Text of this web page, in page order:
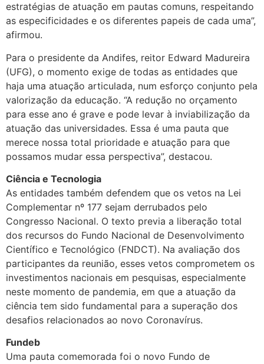
estratégias de atuação em pautas comuns, respeitando
as especificidades e os diferentes papeis de cada uma”,
afirmou.
Para o presidente da Andifes, reitor Edward Madureira
(UFG), o momento exige de todas as entidades que
haja uma atuação articulada, num esforço conjunto pela
valorização da educação. “A redução no orçamento
para esse ano é grave e pode levar à inviabilização da
atuação das universidades. Essa é uma pauta que
merece nossa total prioridade e atuação para que
possamos mudar essa perspectiva”, destacou.
Ciência e Tecnologia
As entidades também defendem que os vetos na Lei
Complementar nº 177 sejam derrubados pelo
Congresso Nacional. O texto previa a liberação total
dos recursos do Fundo Nacional de Desenvolvimento
Científico e Tecnológico (FNDCT). Na avaliação dos
participantes da reunião, esses vetos comprometem os
investimentos nacionais em pesquisas, especialmente
neste momento de pandemia, em que a atuação da
ciência tem sido fundamental para a superação dos
desafios relacionados ao novo Coronavírus.
Fundeb
Uma pauta comemorada foi o novo Fundo de